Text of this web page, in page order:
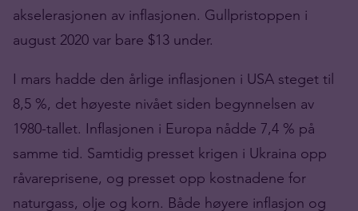
akselerasjonen av inflasjonen. Gullpristoppen i
august 2020 var bare $13 under.
I mars hadde den årlige inflasjonen i USA steget til
8,5 %, det høyeste nivået siden begynnelsen av
1980-tallet. Inflasjonen i Europa nådde 7,4 % på
samme tid. Samtidig presset krigen i Ukraina opp
råvareprisene, og presset opp kostnadene for
naturgass, olje og korn. Både høyere inflasjon og